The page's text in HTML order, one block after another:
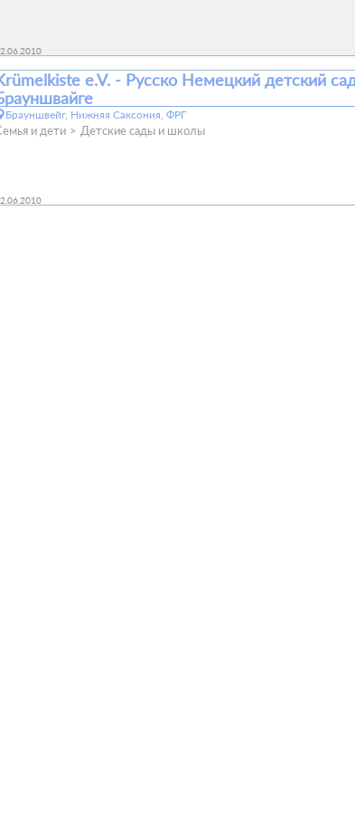
e.V. - Русско Немецкий детский
Брауншвейг, Нижняя Саксония, ФРГ
и дети Детские сады и школы